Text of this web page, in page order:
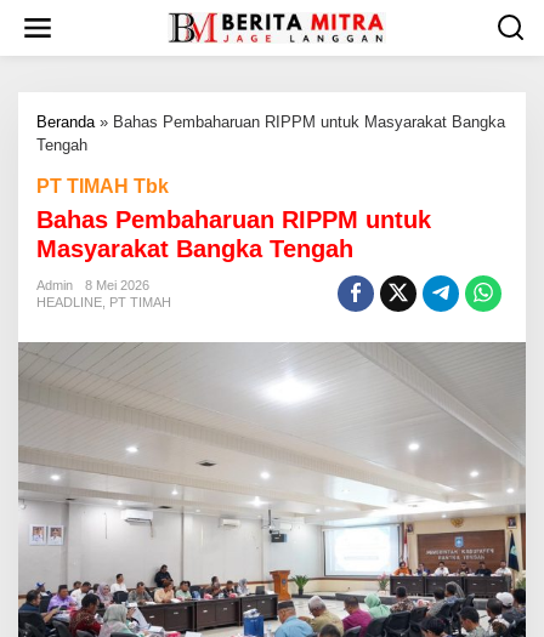
w
Beranda» Bahas Pembaharuan RIPPM untuk Masyarakat Bangka
Tengah
PT TIMAH Tbk
Bahas Pembaharuan RIPPM untuk
Masyarakat Bangka Tengah
Admin
8 Mei 2026
HEADLINE PT TIMAH